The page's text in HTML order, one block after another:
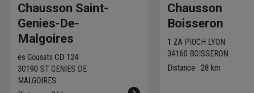
Chausson Saint-
Genies-De-
Malgoires
es Gousats CD 124
30190 ST GENIES DE
MALGOIRES
Chausson
Boisseron
1 ZA PIOCH LYON
34160 BOISSERON
Distance : 28 km